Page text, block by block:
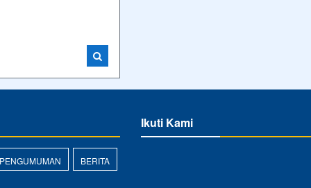
PENGUMUMAN BERITA
Ikuti Kami